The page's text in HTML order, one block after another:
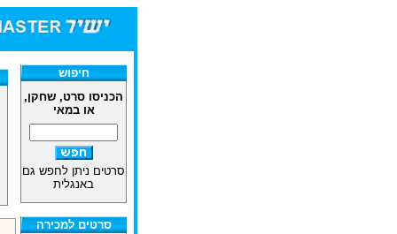
חיפוש
הכניסו סרט, שחקן,
או במאי
סרטים ניתן לחפש גם
באנגלית
סרטים למכירה